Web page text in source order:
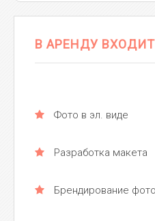
В АРЕНДУ ВХОДИТ
Фото в эл. виде
Разработка макета
Брендирование